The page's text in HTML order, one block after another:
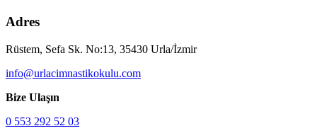
Adres
Rüstem, Sefa Sk. No:13, 35430 Urla/İzmir
info@urlacimnastikokulu.com
Bize Ulaşın
0 553 292 52 03